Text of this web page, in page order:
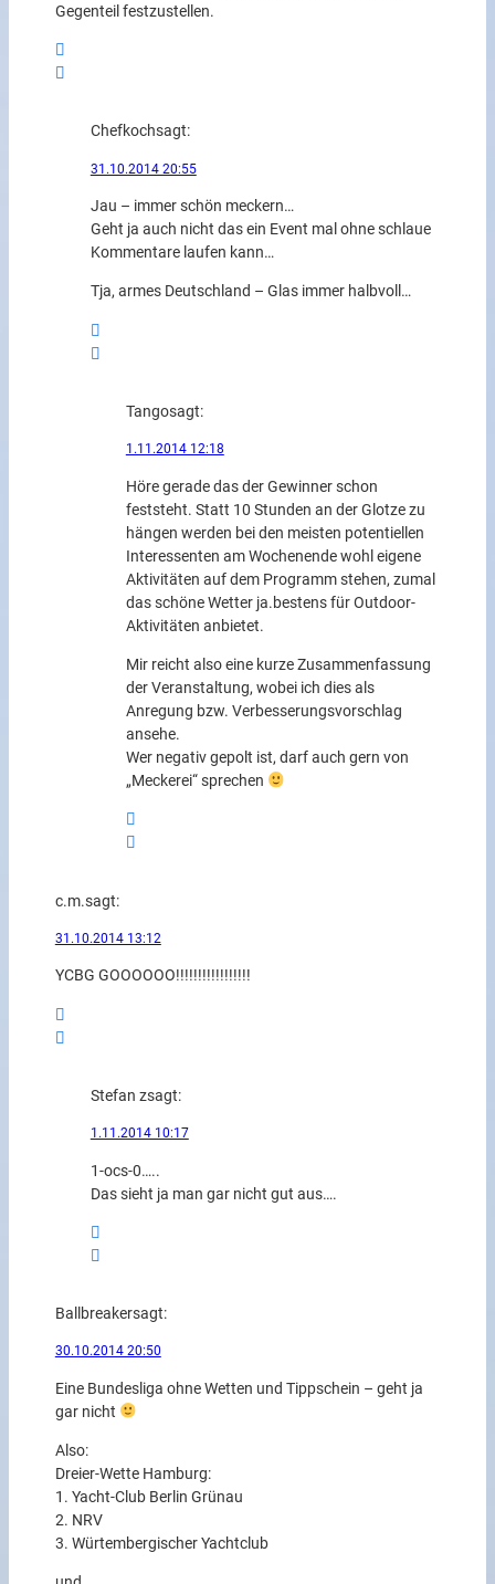
Gegenteil festzustellen.
Chefkochsagt:
31.10.2014 20:55
Jau – immer schön meckern…
Geht ja auch nicht das ein Event mal ohne schlaue
Kommentare laufen kann…
Tja, armes Deutschland – Glas immer halbvoll…
Tangosagt:
1.11.2014 12:18
Höre gerade das der Gewinner schon
feststeht. Statt 10 Stunden an der Glotze zu
hängen werden bei den meisten potentiellen
Interessenten am Wochenende wohl eigene
Aktivitäten auf dem Programm stehen, zumal
das schöne Wetter ja.bestens für Outdoor-
Aktivitäten anbietet.
Mir reicht also eine kurze Zusammenfassung
der Veranstaltung, wobei ich dies als
Anregung bzw. Verbesserungsvorschlag
ansehe.
Wer negativ gepolt ist, darf auch gern von
„Meckerei“ sprechen
c.m.sagt:
31.10.2014 13:12
YCBG GOOOOOO!!!!!!!!!!!!!!!!!
Stefan zsagt:
1.11.2014 10:17
1-ocs-0…..
Das sieht ja man gar nicht gut aus….
Ballbreakersagt:
30.10.2014 20:50
Eine Bundesliga ohne Wetten und Tippschein – geht ja
gar nicht
Also:
Dreier-Wette Hamburg:
1. Yacht-Club Berlin Grünau
2. NRV
3. Würtembergischer Yachtclub